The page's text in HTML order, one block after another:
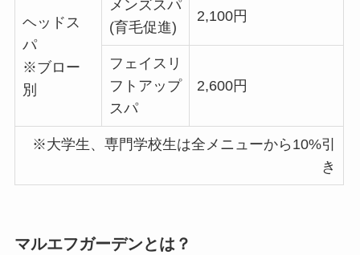
ヘッドス
パ
※ブロー
別
メンズスパ
(育毛促進)
2,100円
フェイスリ
フトアップ
スパ
2,600円
※大学生、専門学校生は全メニューから10%引
き
マルエフガーデンとは？